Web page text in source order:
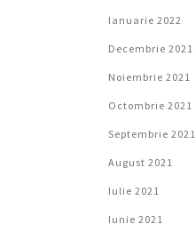
Ianuarie 2022
Decembrie 2021
Noiembrie 2021
Octombrie 2021
Septembrie 2021
August 2021
Iulie 2021
Iunie 2021